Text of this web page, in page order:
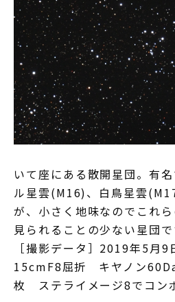
いて座にある散開星団。有
ル星雲(M16)、白鳥星雲
が、小さく地味なのでこれ
見られることの少ない星団で
［撮影データ］2019年5
15cmF8屈折 キヤノン
枚 ステライメージ8でコン